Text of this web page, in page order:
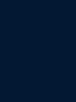
Udogodnienia
całodobowa.